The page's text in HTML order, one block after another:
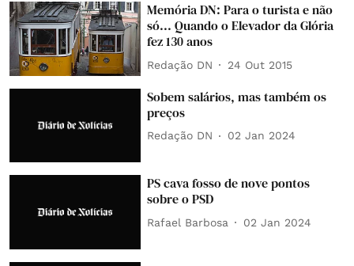
Memória DN: Para o turista e não
só... Quando o Elevador da Glória
fez 130 anos
Redação DN 24 Out 2015
Sobem salários, mas também os
preços
Redação DN 02 Jan 2024
PS cava fosso de nove pontos
sobre o PSD
Rafael Barbosa 02 Jan 2024